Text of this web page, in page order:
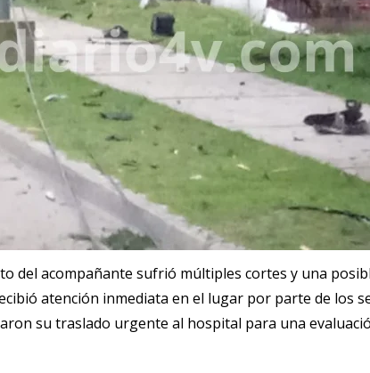
del acompañante sufrió múltiples cortes y una
atención inmediata en el lugar por parte de los
su traslado urgente al hospital para una